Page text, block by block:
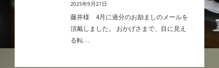
2025年9月27日
藤井様 4月に過分のお励ましのメールを
頂戴しました。 おかげさまで、目に見え
る転…